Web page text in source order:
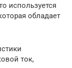
используется
обладает
ток,